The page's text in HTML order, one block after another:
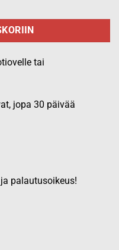
tai
jopa 30 päivää
palautusoikeus!